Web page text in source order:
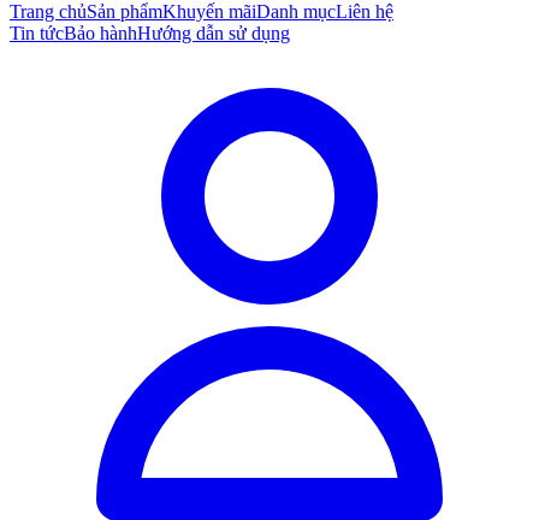
Trang chủSản phẩmKhuyến mãiDanh mụcLiên hệ
Tin tứcBảo hànhHướng dẫn sử dụng